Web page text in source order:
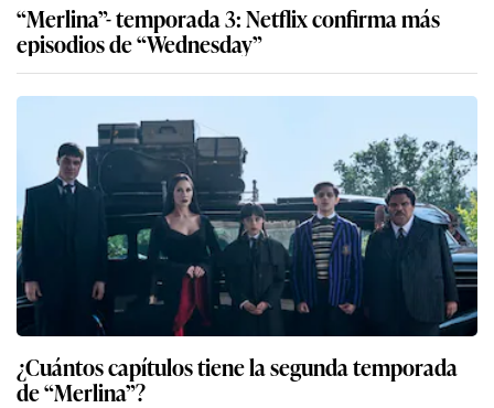
“Merlina”- temporada 3: Netflix confirma más
episodios de “Wednesday”
¿Cuántos capítulos tiene la segunda temporada
de “Merlina”?